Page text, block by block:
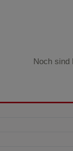
Noch sind